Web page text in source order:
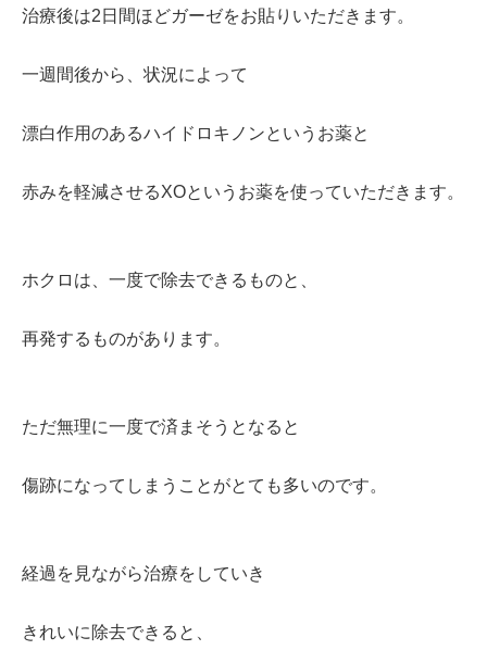
治療後は2日間ほどガーゼをお貼りいただきます。
一週間後から、状況によって
漂白作用のあるハイドロキノンというお薬と
赤みを軽減させるXOというお薬を使っていただきます。
ホクロは、一度で除去できるものと、
再発するものがあります。
ただ無理に一度で済まそうとなると
傷跡になってしまうことがとても多いのです。
経過を見ながら治療をしていき
きれいに除去できると、